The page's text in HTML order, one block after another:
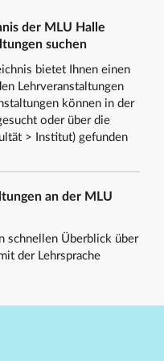
der MLU Halle
suchen
bietet Ihnen einen
Lehrveranstaltungen
können in der
oder über die
> Institut) gefunden
an der MLU
schnellen Überblick über
der Lehrsprache